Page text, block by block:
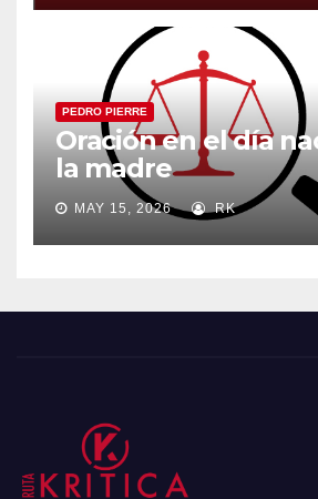
PEDRO PIERRE
Oración en el día
la madre
MAY 15, 2026 RK